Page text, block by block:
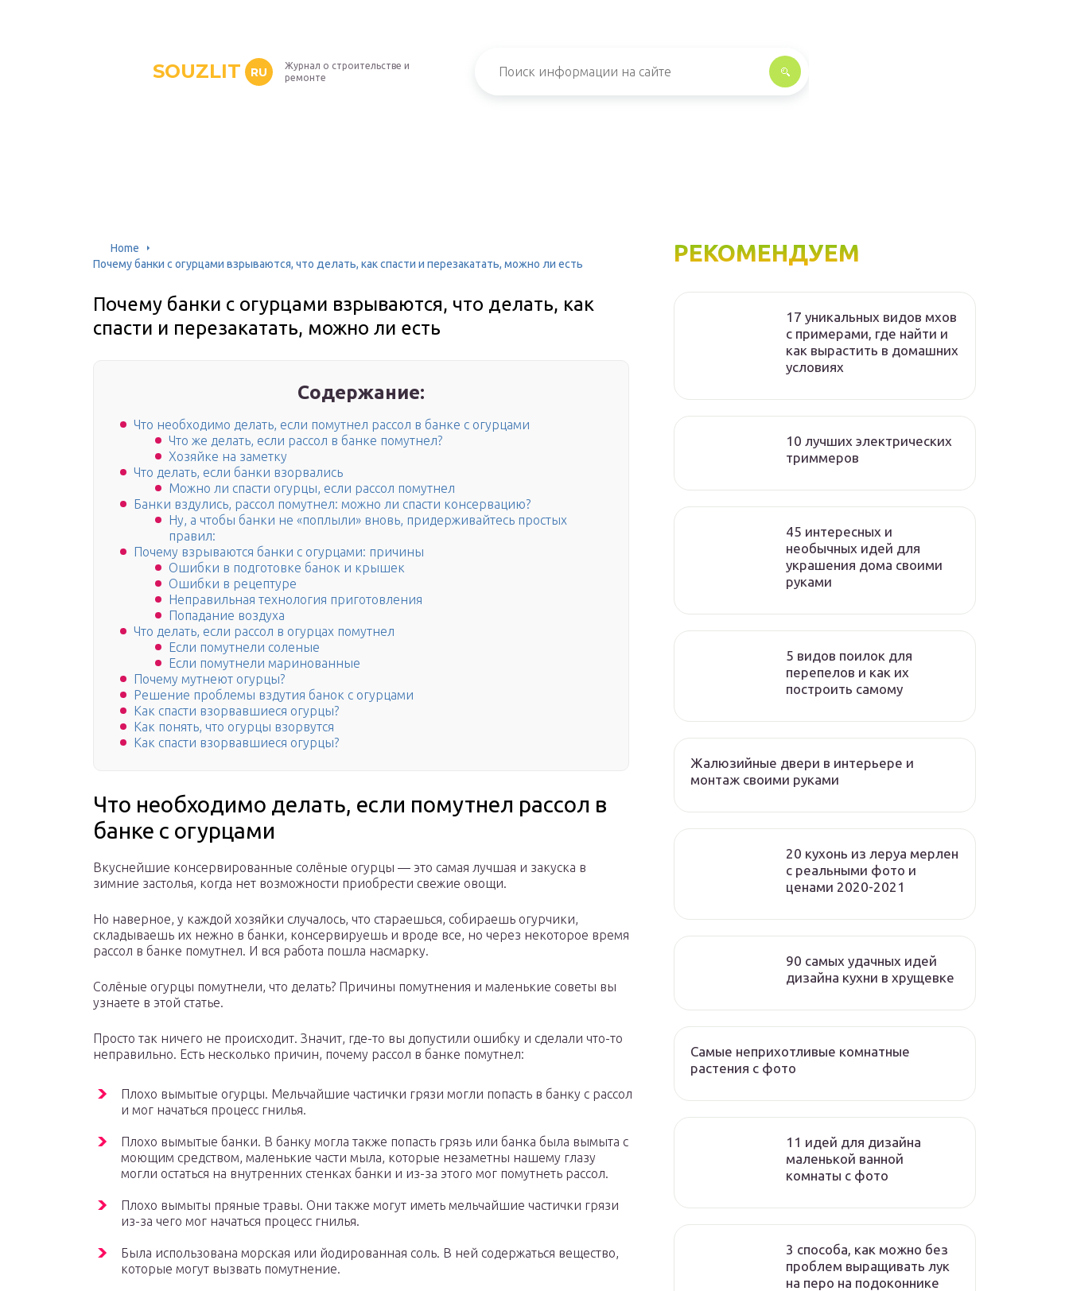
SOUZLIT RU
Журнал о строительстве и
ремонте
Home
Почему банки с огурцами взрываются, что делать, как спасти и перезакатать, можно ли есть
Почему банки с огурцами взрываются, что делать, как
спасти и перезакатать, можно ли есть
Содержание:
Что необходимо делать, если помутнел рассол в банке с огурцами
Что же делать, если рассол в банке помутнел?
Хозяйке на заметку
Что делать, если банки взорвались
Можно ли спасти огурцы, если рассол помутнел
Банки вздулись, рассол помутнел: можно ли спасти консервацию?
Ну, а чтобы банки не «поплыли» вновь, придерживайтесь простых
правил:
Почему взрываются банки с огурцами: причины
Ошибки в подготовке банок и крышек
Ошибки в рецептуре
Неправильная технология приготовления
Попадание воздуха
Что делать, если рассол в огурцах помутнел
Если помутнели соленые
Если помутнели маринованные
Почему мутнеют огурцы?
Решение проблемы вздутия банок с огурцами
Как спасти взорвавшиеся огурцы?
Как понять, что огурцы взорвутся
Как спасти взорвавшиеся огурцы?
Что необходимо делать, если помутнел рассол в
банке с огурцами
Вкуснейшие консервированные солёные огурцы — это самая лучшая и закуска в
зимние застолья, когда нет возможности приобрести свежие овощи.
Но наверное, у каждой хозяйки случалось, что стараешься, собираешь огурчики,
складываешь их нежно в банки, консервируешь и вроде все, но через некоторое время
рассол в банке помутнел. И вся работа пошла насмарку.
Солёные огурцы помутнели, что делать? Причины помутнения и маленькие советы вы
узнаете в этой статье.
Просто так ничего не происходит. Значит, где-то вы допустили ошибку и сделали что-то
неправильно. Есть несколько причин, почему рассол в банке помутнел:
Плохо вымытые огурцы. Мельчайшие частички грязи могли попасть в банку с рассол
и мог начаться процесс гнилья.
Плохо вымытые банки. В банку могла также попасть грязь или банка была вымыта с
моющим средством, маленькие части мыла, которые незаметны нашему глазу
могли остаться на внутренних стенках банки и из-за этого мог помутнеть рассол.
Плохо вымыты пряные травы. Они также могут иметь мельчайшие частички грязи
из-за чего мог начаться процесс гнилья.
Была использована морская или йодированная соль. В ней содержаться вещество,
которые могут вызвать помутнение.
РЕКОМЕНДУЕМ
17 уникальных видов мхов
c примерами, где найти и
как вырастить в домашних
условиях
10 лучших электрических
триммеров
45 интересных и
необычных идей для
украшения дома своими
руками
5 видов поилок для
перепелов и как их
построить самому
Жалюзийные двери в интерьере и
монтаж своими руками
20 кухонь из леруа мерлен
с реальными фото и
ценами 2020-2021
90 самых удачных идей
дизайна кухни в хрущевке
Самые неприхотливые комнатные
растения с фото
11 идей для дизайна
маленькой ванной
комнаты с фото
3 способа, как можно без
проблем выращивать лук
на перо на подоконнике